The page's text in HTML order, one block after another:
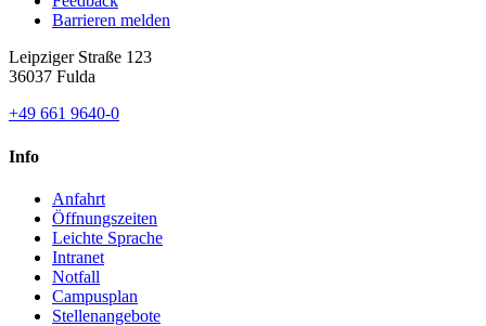
Barrieren melden
Leipziger Straße 123
36037 Fulda
+49 661 9640-0
Info
Anfahrt
Öffnungszeiten
Leichte Sprache
Intranet
Notfall
Campusplan
Stellenangebote